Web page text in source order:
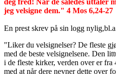
jeg velsigne dem." 4 Mos 6,24-27
En prest skrev på sin logg
"Liker du velsignelser? De fleste
med de beste velsignelsene. Den
i de fleste kirker, verden over er fra
med at når dere nevner dette over